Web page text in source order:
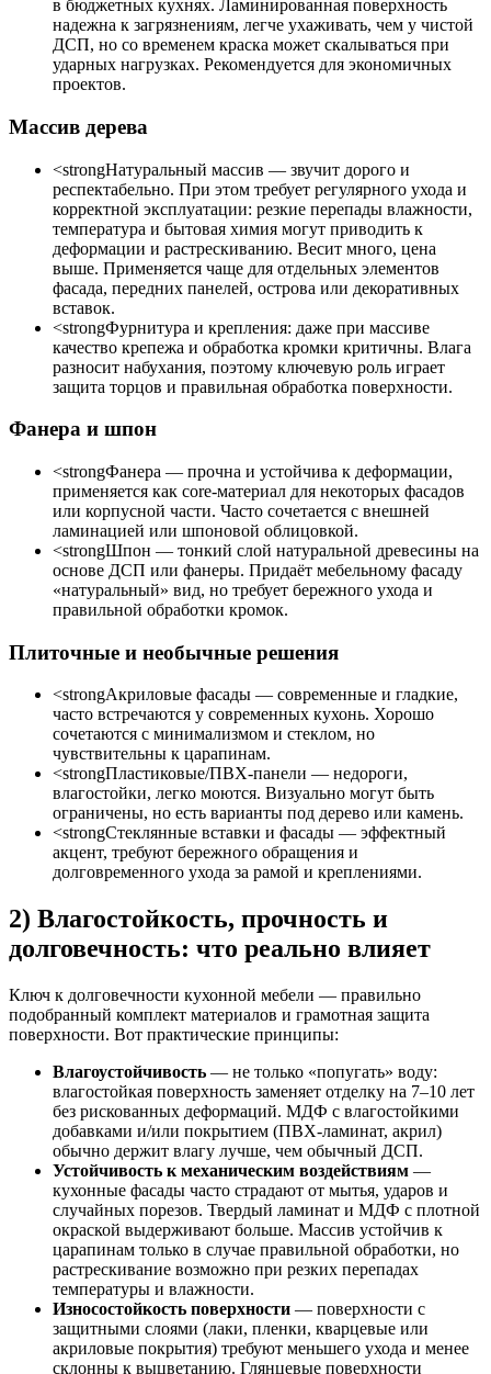
в бюджетных кухнях. Ламинированная поверхность
надежна к загрязнениям, легче ухаживать, чем у чистой
ДСП, но со временем краска может скалываться при
ударных нагрузках. Рекомендуется для экономичных
проектов.
Массив дерева
<strongНатуральный массив — звучит дорого и
респектабельно. При этом требует регулярного ухода и
корректной эксплуатации: резкие перепады влажности,
температура и бытовая химия могут приводить к
деформации и растрескиванию. Весит много, цена
выше. Применяется чаще для отдельных элементов
фасада, передних панелей, острова или декоративных
вставок.
<strongФурнитура и крепления: даже при массиве
качество крепежа и обработка кромки критичны. Влага
разносит набухания, поэтому ключевую роль играет
защита торцов и правильная обработка поверхности.
Фанера и шпон
<strongФанера — прочна и устойчива к деформации,
применяется как core-материал для некоторых фасадов
или корпусной части. Часто сочетается с внешней
ламинацией или шпоновой облицовкой.
<strongШпон — тонкий слой натуральной древесины на
основе ДСП или фанеры. Придаёт мебельному фасаду
«натуральный» вид, но требует бережного ухода и
правильной обработки кромок.
Плиточные и необычные решения
<strongАкриловые фасады — современные и гладкие,
часто встречаются у современных кухонь. Хорошо
сочетаются с минимализмом и стеклом, но
чувствительны к царапинам.
<strongПластиковые/ПВХ-панели — недороги,
влагостойки, легко моются. Визуально могут быть
ограничены, но есть варианты под дерево или камень.
<strongСтеклянные вставки и фасады — эффектный
акцент, требуют бережного обращения и
долговременного ухода за рамой и креплениями.
2) Влагостойкость, прочность и
долговечность: что реально влияет
Ключ к долговечности кухонной мебели — правильно
подобранный комплект материалов и грамотная защита
поверхности. Вот практические принципы:
Влагоустойчивость — не только «попугать» воду:
влагостойкая поверхность заменяет отделку на 7–10 лет
без рискованных деформаций. МДФ с влагостойкими
добавками и/или покрытием (ПВХ-ламинат, акрил)
обычно держит влагу лучше, чем обычный ДСП.
Устойчивость к механическим воздействиям —
кухонные фасады часто страдают от мытья, ударов и
случайных порезов. Твердый ламинат и МДФ с плотной
окраской выдерживают больше. Массив устойчив к
царапинам только в случае правильной обработки, но
растрескивание возможно при резких перепадах
температуры и влажности.
Износостойкость поверхности — поверхности с
защитными слоями (лаки, пленки, кварцевые или
акриловые покрытия) требуют меньшего ухода и менее
склонны к выцветанию. Глянцевые поверхности